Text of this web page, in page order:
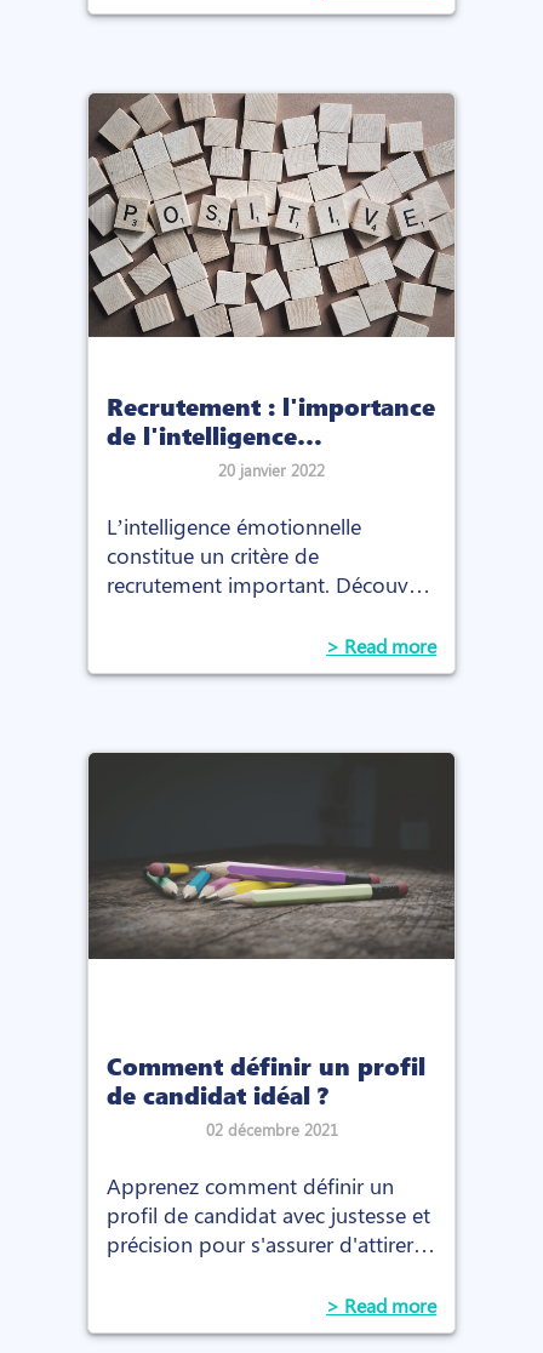
Recrutement : l'importance
de l'intelligence
émotionnelle20 janvier 2022
L’intelligence émotionnelle
constitue un critère de
recrutement important. Découvrez
émotionnelle et comment
l'évaluer chez un candidat.
> Read more
Comment définir un profil
de candidat idéal ?
02 décembre 2021
Apprenez comment définir un
profil de candidat avec justesse et
précision pour s'assurer d'attirer
> Read more